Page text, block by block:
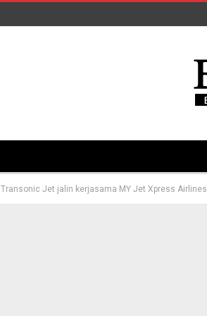
Transonic Jet jalin kerjasama MY Jet Xpress Airlines